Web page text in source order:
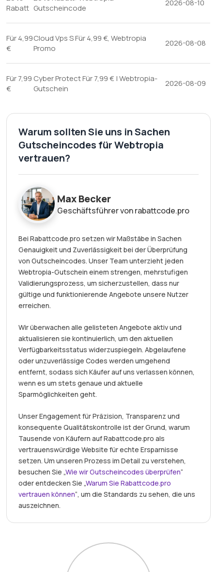
Rabatt Gutscheincode
2026-08-10
Für 4,99
€
Cloud Vps S Für 4,99 €, Webtropia
Promo
2026-08-08
Für 7,99
€
Cyber Protect Für 7,99 € | Webtropia-
Gutschein
2026-08-09
Warum sollten Sie uns in Sachen
Gutscheincodes für Webtropia
vertrauen?
Max Becker
Geschäftsführer von rabattcode.pro
Bei Rabattcode.pro setzen wir Maßstäbe in Sachen
Genauigkeit und Zuverlässigkeit bei der Überprüfung
von Gutscheincodes. Unser Team unterzieht jeden
Webtropia-Gutschein einem strengen, mehrstufigen
Validierungsprozess, um sicherzustellen, dass nur
gültige und funktionierende Angebote unsere Nutzer
erreichen.
Wir überwachen alle gelisteten Angebote aktiv und
aktualisieren sie kontinuierlich, um den aktuellen
Verfügbarkeitsstatus widerzuspiegeln. Abgelaufene
oder unzuverlässige Codes werden umgehend
entfernt, sodass sich Käufer auf uns verlassen können,
wenn es um stets genaue und aktuelle
Sparmöglichkeiten geht.
Unser Engagement für Präzision, Transparenz und
konsequente Qualitätskontrolle ist der Grund, warum
Tausende von Käufern auf Rabattcode.pro als
vertrauenswürdige Website für echte Ersparnisse
setzen. Um unseren Prozess im Detail zu verstehen,
besuchen Sie „Wie wir Gutscheincodes überprüfen“
oder entdecken Sie „Warum Sie Rabattcode.pro
vertrauen können“, um die Standards zu sehen, die uns
auszeichnen.